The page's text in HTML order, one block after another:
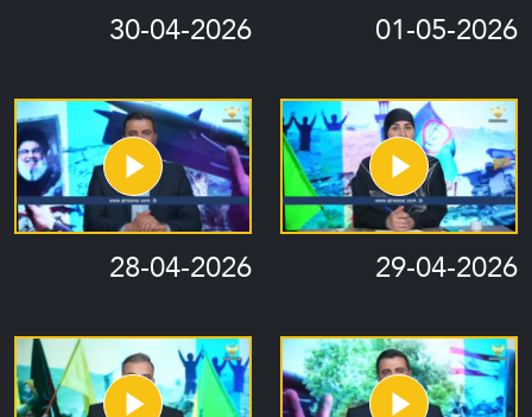
01-05-2026
30-04-2026
29-04-2026
28-04-2026